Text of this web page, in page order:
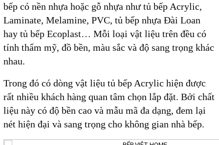
bếp có nền nhựa hoặc gỗ nhựa như tủ bếp Acrylic,
Laminate, Melamine, PVC, tủ bếp nhựa Đài Loan
hay tủ bếp Ecoplast… Mỗi loại vật liệu trên đều có
tính thẩm mỹ, đồ bền, màu sắc và độ sang trọng khác
nhau.
Trong đó có dòng vật liệu tủ bếp Acrylic hiện được
rất nhiều khách hàng quan tâm chọn lắp đặt. Bởi chất
liệu này có độ bền cao và mẫu mã đa dạng, đem lại
nét hiện đại và sang trọng cho không gian nhà bếp.